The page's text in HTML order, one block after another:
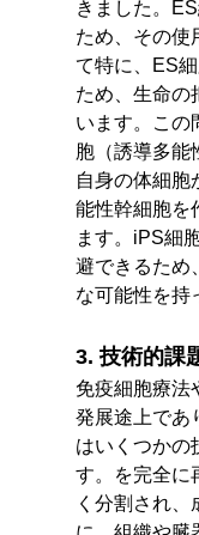
きました。
ため、その使
て特に、ES
ため、生命の
います。この
胞（誘導多能
自身の体細胞
能性幹細胞を
ます。iPS細
避できるため
な可能性を持
3. 技術的課
免疫細胞療法
発展途上であ
はいくつかの
す。を完全に
く分割され